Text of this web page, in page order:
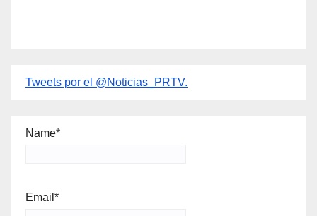
Tweets por el @Noticias_PRTV.
Name*
Email*